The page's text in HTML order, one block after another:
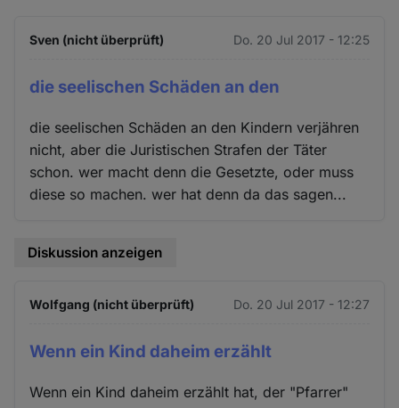
Sven (nicht überprüft) Do. 20 Jul 2017 - 12:25
die seelischen Schäden an den
die seelischen Schäden an den Kindern verjähren
nicht, aber die Juristischen Strafen der Täter
schon. wer macht denn die Gesetzte, oder muss
diese so machen. wer hat denn da das sagen...
Diskussion anzeigen
Wolfgang (nicht überprüft) Do. 20 Jul 2017 - 12:27
Wenn ein Kind daheim erzählt
Wenn ein Kind daheim erzählt hat, der "Pfarrer"